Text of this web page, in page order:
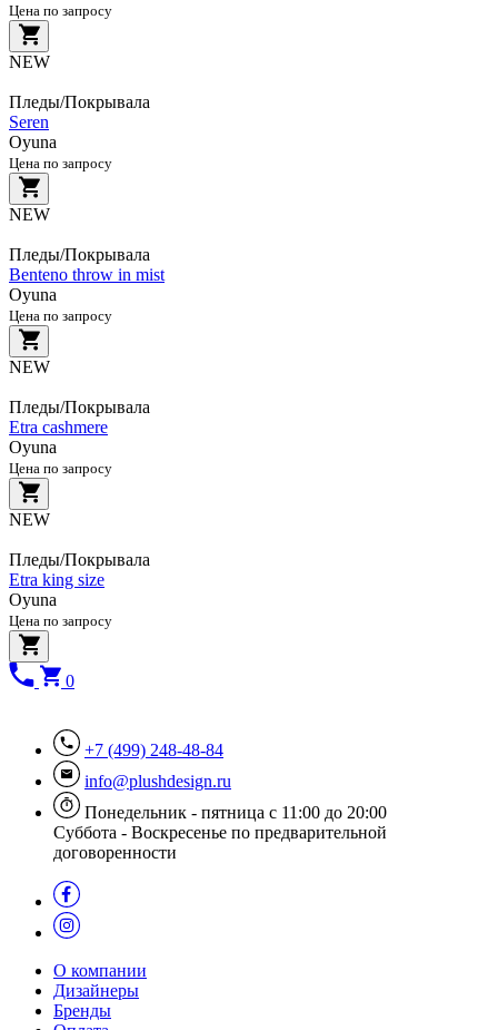
Цена по запросу
NEW
Пледы/Покрывала
Seren
Oyuna
Цена по запросу
NEW
Пледы/Покрывала
Benteno throw in mist
Oyuna
Цена по запросу
NEW
Пледы/Покрывала
Etra cashmere
Oyuna
Цена по запросу
NEW
Пледы/Покрывала
Etra king size
Oyuna
Цена по запросу
0
+7 (499) 248-48-84
info@plushdesign.ru
Понедельник - пятница с 11:00 до 20:00
Суббота - Воскресенье по предварительной
договоренности
О компании
Дизайнеры
Бренды